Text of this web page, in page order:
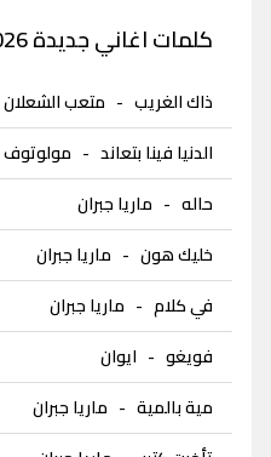
كلمات اغاني جديدة 2026
ذاك الغريب - متعب الشعلان
الدنيا فينا بتعاند - مولوتوف
حاله - ماريا جبران
خليك هون - ماريا جبران
في كلام - ماريا جبران
فويغو - ايوان
مية بالمية - ماريا جبران